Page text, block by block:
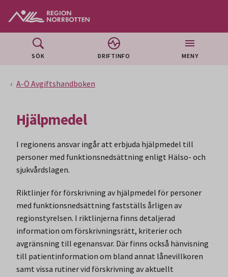
SÖK DRIFTINFO MENY
A-Ö Avgiftshandboken
Hjälpmedel
I regionens ansvar ingår att erbjuda hjälpmedel till
personer med funktionsnedsättning enligt Hälso- och
sjukvårdslagen.
Riktlinjer för förskrivning av hjälpmedel för personer
med funktionsnedsättning fastställs årligen av
regionstyrelsen. I riktlinjerna finns detaljerad
information om förskrivningsrätt, kriterier och
avgränsning till egenansvar. Där finns också hänvisning
till patientinformation om bland annat lånevillkoren
samt vissa rutiner vid förskrivning av aktuellt